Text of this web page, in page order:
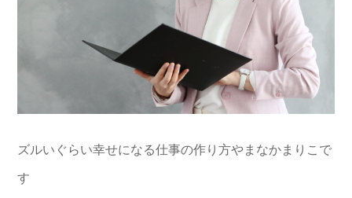
ズルいぐらい幸せになる仕事の作り方やまなかまりこで
す